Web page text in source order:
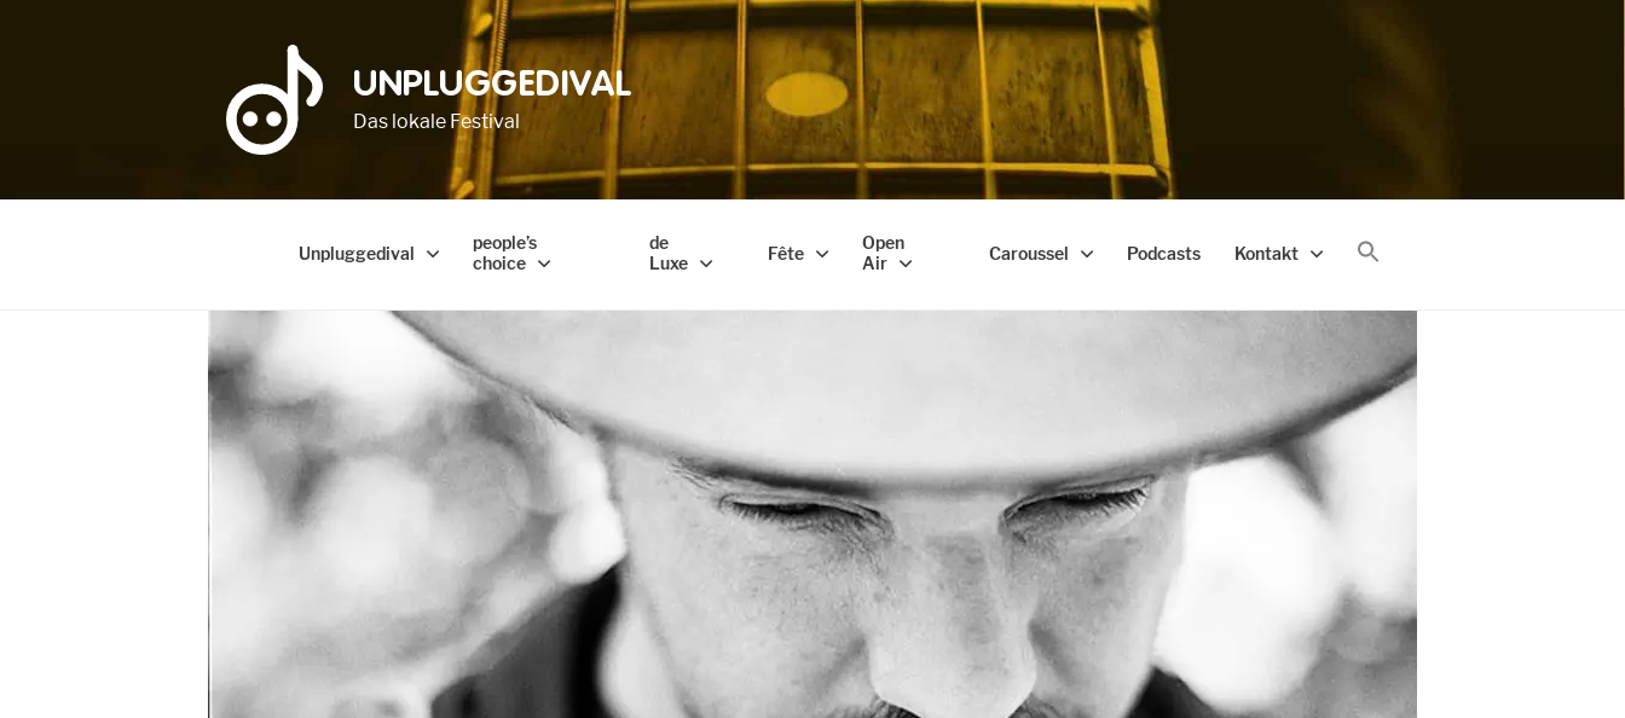
UNPLUGGEDIVAL
Das lokale Festival
Unpluggedival
people’s
choice
de
Luxe
Fête
Open
Air
Caroussel Podcasts Kontakt